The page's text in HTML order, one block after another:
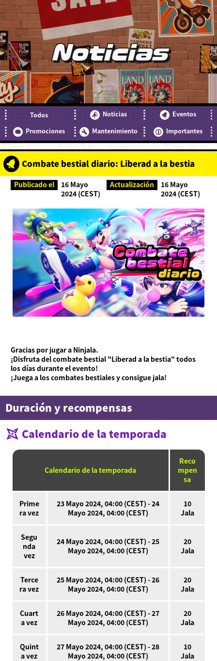
Acerca de Ninjala
Acerca de Ninjala
Cómo jugar a Ninjala
Chicle ninja
Temporada actual
Vídeos
Detalles del producto
Noticias
Todos Noticias
Eventos
Promociones
Mantenimiento Importantes
Combate bestial diario: Liberad a la bestia
Publicado el
16 Mayo
2024 (CEST)
Actualización
16 Mayo
2024 (CEST)
Gracias por jugar a Ninjala.
¡Disfruta del combate bestial "Liberad a la bestia" todos
los días durante el evento!
¡Juega a los combates bestiales y consigue jala!
Duración y recompensas
Calendario de la temporada
Calendario de la temporada
Reco
mpen
sa
Prime
ra vez
23 Mayo 2024, 04:00 (CEST) - 24
Mayo 2024, 04:00 (CEST)
10
Jala
Segu
nda
vez
24 Mayo 2024, 04:00 (CEST) - 25
Mayo 2024, 04:00 (CEST)
20
Jala
Terce
ra vez
25 Mayo 2024, 04:00 (CEST) - 26
Mayo 2024, 04:00 (CEST)
20
Jala
Cuart
a vez
26 Mayo 2024, 04:00 (CEST) - 27
Mayo 2024, 04:00 (CEST)
20
Jala
Quint
a vez
27 Mayo 2024, 04:00 (CEST) - 28
Mayo 2024, 04:00 (CEST)
10
Jala